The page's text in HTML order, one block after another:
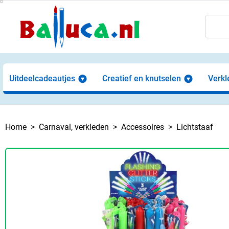
Uitdeelcadeautjes Creatief en knutselen
Home Carnaval, verkleden Accessoires Lichtstaaf